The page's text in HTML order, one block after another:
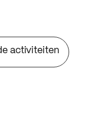
activiteiten